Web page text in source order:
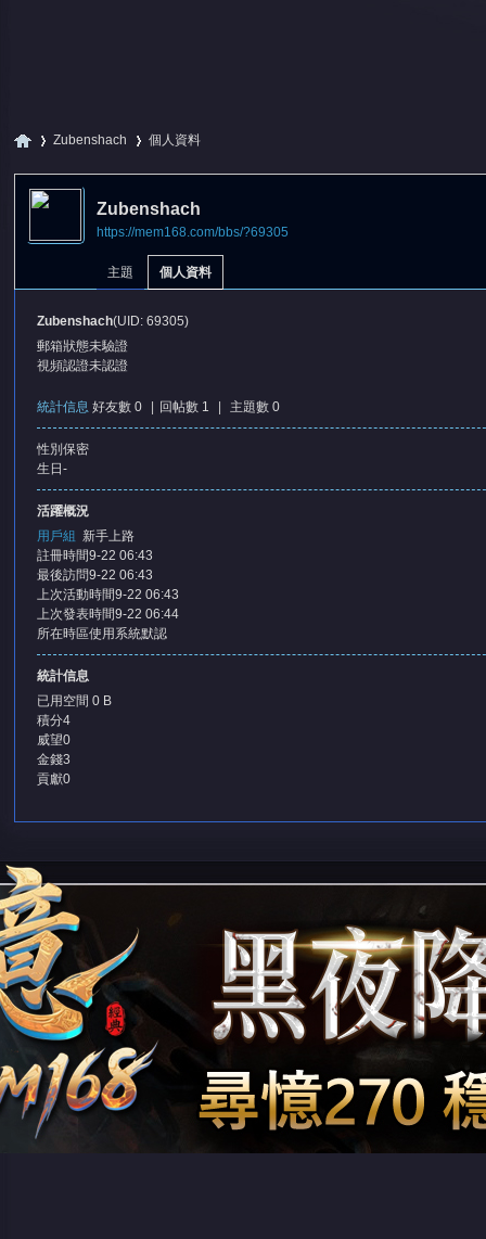
堂
Zubenshach
›
個人資料
Zubenshach
https://mem168.com/bbs/?69305
主題 個人資料
Zubenshach(UID: 69305)
郵箱狀態未驗證
視頻認證未認證
統計信息 好友數 0 回帖數 1 主題數 0
性別 保密
生日 -
活躍概況
用戶組
新手上路
註冊時間9-22 06:43
最後訪問9-22 06:43
上次活動時間9-22 06:43
上次發表時間9-22 06:44
所在時區使用系統默認
統計信息
已用空間 0 B
積分4
威望0
金錢3
貢獻0